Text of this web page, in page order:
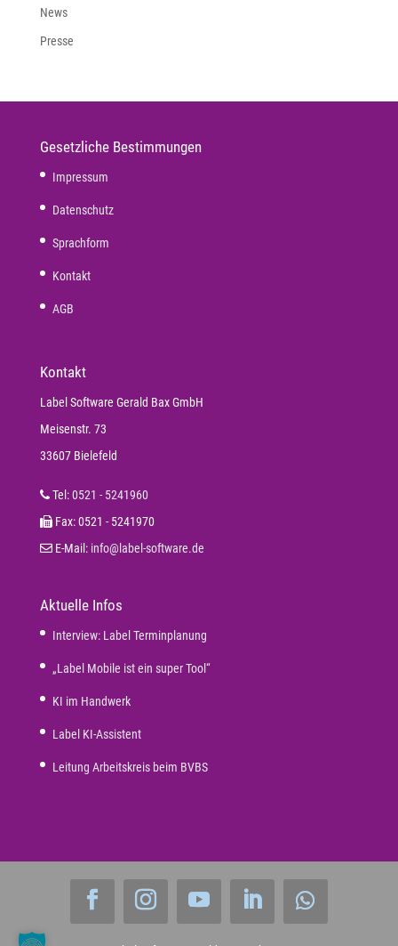
News
Presse
Gesetzliche Bestimmungen
Impressum
Datenschutz
Sprachform
Kontakt
AGB
Kontakt
Label Software Gerald Bax GmbH
Meisenstr. 73
33607 Bielefeld
Tel:0521 - 5241960
Fax: 0521 - 5241970
E-Mail: info@label-software.de
Aktuelle Infos
Interview: Label Terminplanung
„Label Mobile ist ein super Tool“
KI im Handwerk
Label KI-Assistent
Leitung Arbeitskreis beim BVBS